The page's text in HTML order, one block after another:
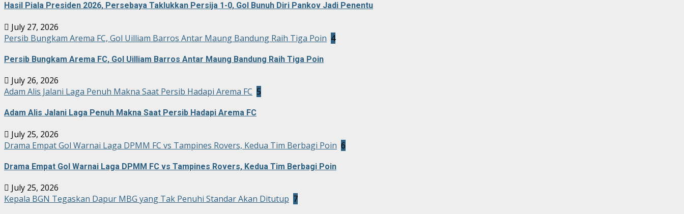
Hasil Piala Presiden 2026, Persebaya Taklukkan Persija 1-0, Gol Bunuh Diri Pankov Jadi Penentu
July 27, 2026
Persib Bungkam Arema FC, Gol Uilliam Barros Antar Maung Bandung Raih Tiga Poin 4
Persib Bungkam Arema FC, Gol Uilliam Barros Antar Maung Bandung Raih Tiga Poin
July 26, 2026
Adam Alis Jalani Laga Penuh Makna Saat Persib Hadapi Arema FC 5
Adam Alis Jalani Laga Penuh Makna Saat Persib Hadapi Arema FC
July 25, 2026
Drama Empat Gol Warnai Laga DPMM FC vs Tampines Rovers, Kedua Tim Berbagi Poin 6
Drama Empat Gol Warnai Laga DPMM FC vs Tampines Rovers, Kedua Tim Berbagi Poin
July 25, 2026
Kepala BGN Tegaskan Dapur MBG yang Tak Penuhi Standar Akan Ditutup 7